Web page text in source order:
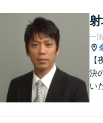
務
お
一
決
い